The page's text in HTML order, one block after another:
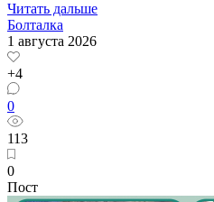
Читать дальше
Болталка
1 августа 2026
+4
0
113
0
Пост